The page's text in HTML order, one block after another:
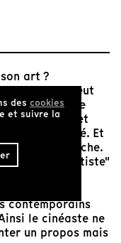
art ?
: on ne peut
un contexte
sociétaux et
Tout est lié. Et
à cette tache.
"portrait d’artiste"
et
forme
contemporains
le cinéaste ne
un propos mais
des cookies
et suivre la